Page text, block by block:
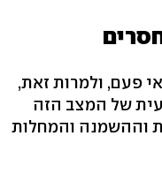
החסרים
פעם, ולמרות זאת,
של המצב הזה
וההשמנה והמחלות